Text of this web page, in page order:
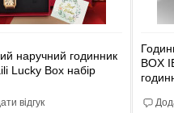
наручний годинник
Lucky Box набір
відгук
BOX